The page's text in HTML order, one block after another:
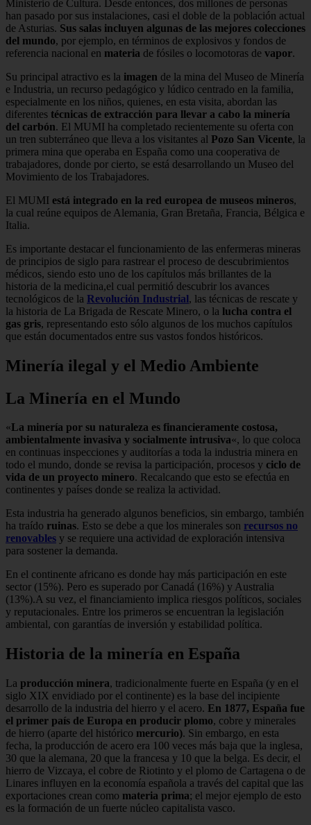
Ministerio de Cultura. Desde entonces, dos millones de personas
han pasado por sus instalaciones, casi el doble de la población actual
de Asturias. Sus salas incluyen algunas de las mejores colecciones
del mundo, por ejemplo, en términos de explosivos y fondos de
referencia nacional en materia de fósiles o locomotoras de vapor.
Su principal atractivo es la imagen de la mina del Museo de Minería
e Industria, un recurso pedagógico y lúdico centrado en la familia,
especialmente en los niños, quienes, en esta visita, abordan las
diferentes técnicas de extracción para llevar a cabo la minería
del carbón. El MUMI ha completado recientemente su oferta con
un tren subterráneo que lleva a los visitantes al Pozo San Vicente, la
primera mina que operaba en España como una cooperativa de
trabajadores, donde por cierto, se está desarrollando un Museo del
Movimiento de los Trabajadores.
El MUMI está integrado en la red europea de museos mineros,
la cual reúne equipos de Alemania, Gran Bretaña, Francia, Bélgica e
Italia.
Es importante destacar el funcionamiento de las enfermeras mineras
de principios de siglo para rastrear el proceso de descubrimientos
médicos, siendo esto uno de los capítulos más brillantes de la
historia de la medicina,el cual permitió descubrir los avances
tecnológicos de la Revolución Industrial, las técnicas de rescate y
la historia de La Brigada de Rescate Minero, o la lucha contra el
gas gris, representando esto sólo algunos de los muchos capítulos
que están documentados entre sus vastos fondos históricos.
Minería ilegal y el Medio Ambiente
La Minería en el Mundo
«La minería por su naturaleza es financieramente costosa,
ambientalmente invasiva y socialmente intrusiva«, lo que coloca
en continuas inspecciones y auditorías a toda la industria minera en
todo el mundo, donde se revisa la participación, procesos y ciclo de
vida de un proyecto minero. Recalcando que esto se efectúa en
continentes y países donde se realiza la actividad.
Esta industria ha generado algunos beneficios, sin embargo, también
ha traído ruinas. Esto se debe a que los minerales son recursos no
renovables y se requiere una actividad de exploración intensiva
para sostener la demanda.
En el continente africano es donde hay más participación en este
sector (15%). Pero es superado por Canadá (16%) y Australia
(13%).A su vez, el financiamiento implica riesgos políticos, sociales
y reputacionales. Entre los primeros se encuentran la legislación
ambiental, con garantías de inversión y estabilidad política.
Historia de la minería en España
La producción minera, tradicionalmente fuerte en España (y en el
siglo XIX envidiado por el continente) es la base del incipiente
desarrollo de la industria del hierro y el acero. En 1877, España fue
el primer país de Europa en producir plomo, cobre y minerales
de hierro (aparte del histórico mercurio). Sin embargo, en esta
fecha, la producción de acero era 100 veces más baja que la inglesa,
30 que la alemana, 20 que la francesa y 10 que la belga. Es decir, el
hierro de Vizcaya, el cobre de Riotinto y el plomo de Cartagena o de
Linares influyen en la economía española a través del capital que las
exportaciones crean como materia prima; el mejor ejemplo de esto
es la formación de un fuerte núcleo capitalista vasco.